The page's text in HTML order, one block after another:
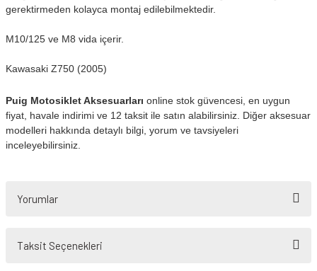
gerektirmeden kolayca montaj edilebilmektedir.
M10/125 ve M8 vida içerir.
Kawasaki Z750 (2005)
Puig Motosiklet Aksesuarları online stok güvencesi, en uygun
fiyat, havale indirimi ve 12 taksit ile satın alabilirsiniz. Diğer aksesuar
modelleri hakkında detaylı bilgi, yorum ve tavsiyeleri
inceleyebilirsiniz.
Yorumlar
Taksit Seçenekleri